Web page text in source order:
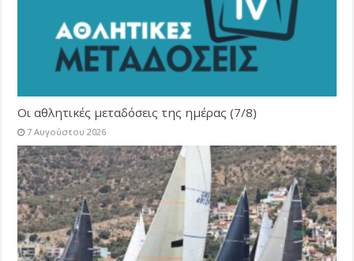
Οι αθλητικές μεταδόσεις της ημέρας (7/8)
7 Αυγούστου 2026